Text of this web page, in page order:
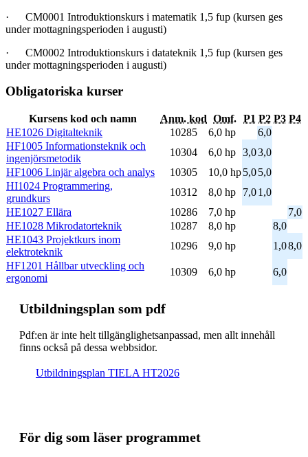
· CM0001 Introduktionskurs i matematik 1,5 fup (kursen ges
under mottagningsperioden i augusti)
· CM0002 Introduktionskurs i datateknik 1,5 fup (kursen ges
under mottagningsperioden i augusti)
Obligatoriska kurser
Kursens kod och namn Anm. kod Omf. P1 P2 P3 P4
HE1026 Digitalteknik
10285 6,0 hp
6,0
HF1005 Informationsteknik och
ingenjörsmetodik
10304 6,0 hp 3,03,0
HF1006 Linjär algebra och analys
10305 10,0 hp5,05,0
HI1024 Programmering,
grundkurs
10312 8,0 hp 7,01,0
HE1027 Ellära
10286 7,0 hp
7,0
HE1028 Mikrodatorteknik
10287 8,0 hp
8,0
HE1043 Projektkurs inom
elektroteknik
10296 9,0 hp 1,08,0
HF1201 Hållbar utveckling och
ergonomi
10309 6,0 hp 6,0
Ut­bild­nings­plan som pdf
Pdf:en är inte helt till­gäng­lig­hets­an­pas­sad, men allt inne­håll
finns också på dessa webb­sidor.
Ut­bild­nings­plan TIELA HT2026
För dig som läser programmet